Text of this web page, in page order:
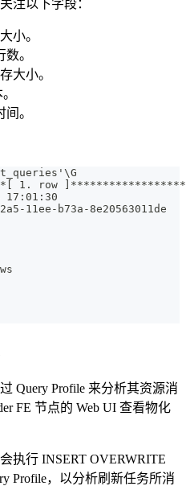
注以下字段：
小。
。
大小。
。
1. row
11ee-b73a-8e20563011de
Query Profile 来分析其资源消
FE 节点的 Web UI 查看物化
执行 INSERT OVERWRITE
Profile，以分析刷新任务所消